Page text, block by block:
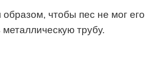
чтобы пес не мог его
трубу.